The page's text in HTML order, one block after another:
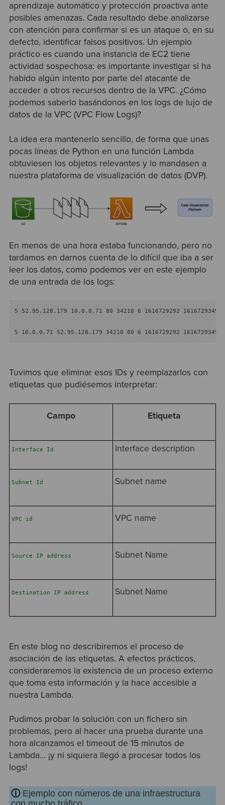
aprendizaje automático y protección proactiva ante
posibles amenazas. Cada resultado debe analizarse
con atención para confirmar si es un ataque o, en su
defecto, identificar falsos positivos. Un ejemplo
práctico es cuando una instancia de EC2 tiene
actividad sospechosa: es importante investigar si ha
habido algún intento por parte del atacante de
acceder a otros recursos dentro de la VPC. ¿Cómo
podemos saberlo basándonos en los logs de lujo de
datos de la VPC (VPC Flow Logs)?
La idea era mantenerlo sencillo, de forma que unas
pocas líneas de Python en una función Lambda
obtuviesen los objetos relevantes y lo mandasen a
nuestra plataforma de visualización de datos (DVP).
En menos de una hora estaba funcionando, pero no
tardamos en darnos cuenta de lo difícil que iba a ser
leer los datos, como podemos ver en este ejemplo
de una entrada de los logs:
5 52.95.128.179 10.0.0.71 80 34210 6 1616729292 1616729349
5 10.0.0.71 52.95.128.179 34210 80 6 1616729292 1616729349
Tuvimos que eliminar esos IDs y reemplazarlos con
etiquetas que pudiésemos interpretar:
Campo Etiqueta
Interface Id Interface description
Subnet Id Subnet name
VPC id VPC name
Source IP address Subnet Name
Destination IP address Subnet Name
En este blog no describiremos el proceso de
asociación de las etiquetas. A efectos prácticos,
consideraremos la existencia de un proceso externo
que toma esta información y la hace accesible a
nuestra Lambda.
Pudimos probar la solución con un fichero sin
problemas, pero al hacer una prueba durante una
hora alcanzamos el timeout de 15 minutos de
Lambda… ¡y ni siquiera llegó a procesar todos los
logs!
ⓘ Ejemplo con números de una infraestructura